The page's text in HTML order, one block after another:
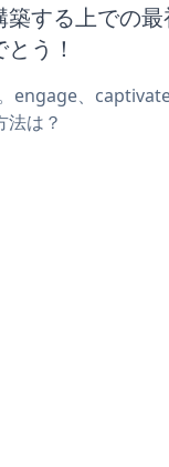
する上での
う！
engage、
法は？